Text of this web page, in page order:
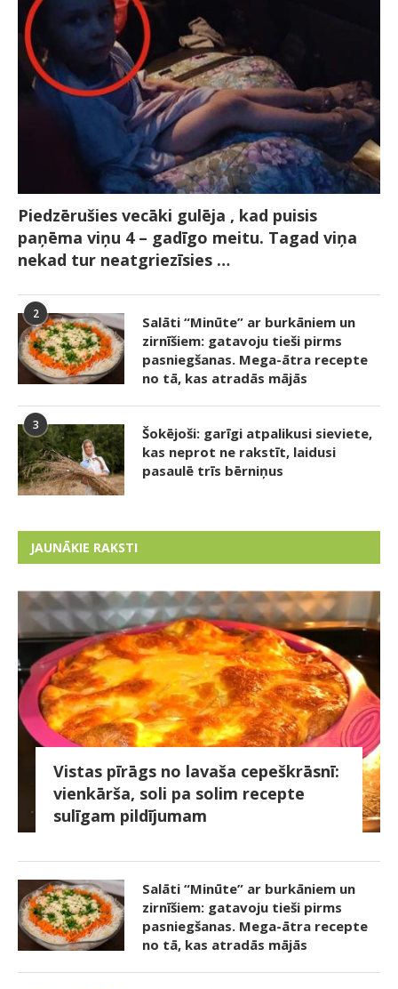
Piedzērušies vecāki gulēja , kad puisis
paņēma viņu 4 – gadīgo meitu. Tagad viņa
nekad tur neatgriezīsies …
2
Salāti “Minūte” ar burkāniem un
zirnīšiem: gatavoju tieši pirms
pasniegšanas. Mega-ātra recepte
no tā, kas atradās mājās
3
Šokējoši: garīgi atpalikusi sieviete,
kas neprot ne rakstīt, laidusi
pasaulē trīs bērniņus
JAUNĀKIE RAKSTI
Vistas pīrāgs no lavaša cepeškrāsnī:
vienkārša, soli pa solim recepte
sulīgam pildījumam
Salāti “Minūte” ar burkāniem un
zirnīšiem: gatavoju tieši pirms
pasniegšanas. Mega-ātra recepte
no tā, kas atradās mājās